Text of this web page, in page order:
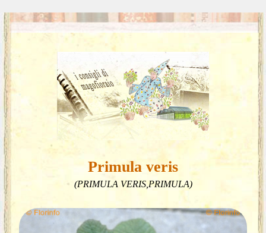
Primula veris
(PRIMULA VERIS,PRIMULA)